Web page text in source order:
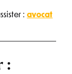
: avocat
: